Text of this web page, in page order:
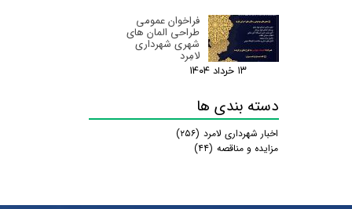
فراخوان عمومی
طراحی المان های
شهری شهرداری
لامِرد
۱۳ خرداد ۰۴
دسته بندی ها
اخبار شهرداری لامرد (۲۵۶)
مزایده و مناقصه (۴۴)